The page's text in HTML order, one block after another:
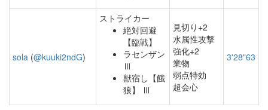
sola (@kuuki2ndG)
ストライカー
絶対回避
【臨戦】
ラセンザン
Ⅲ
獣宿し【餓
狼】 Ⅲ
見切り+2
水属性攻撃
強化+2
業物
弱点特効
超会心
3'28"63